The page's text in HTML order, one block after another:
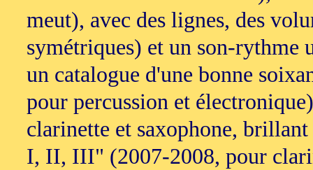
meut), avec des lignes, des
symétriques) et un son-rythme
un catalogue d'une bonne
pour percussion et
clarinette et saxophone,
I, II, III" (2007-2008, pour